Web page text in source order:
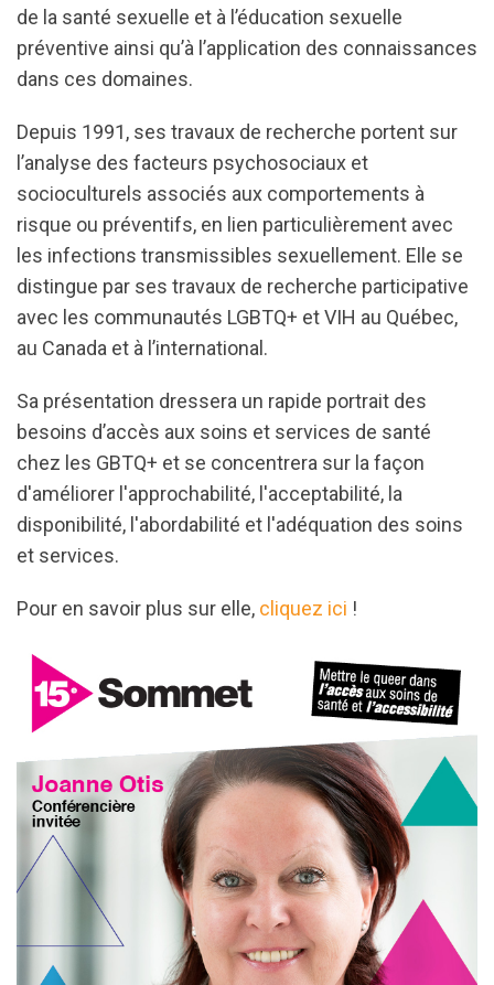
de la santé sexuelle et à l’éducation sexuelle
préventive ainsi qu’à l’application des connaissances
dans ces domaines.
Depuis 1991, ses travaux de recherche portent sur
l’analyse des facteurs psychosociaux et
socioculturels associés aux comportements à
risque ou préventifs, en lien particulièrement avec
les infections transmissibles sexuellement. Elle se
distingue par ses travaux de recherche participative
avec les communautés LGBTQ+ et VIH au Québec,
au Canada et à l’international.
Sa présentation dressera un rapide portrait des
besoins d’accès aux soins et services de santé
chez les GBTQ+ et se concentrera sur la façon
d'améliorer l'approchabilité, l'acceptabilité, la
disponibilité, l'abordabilité et l'adéquation des soins
et services.
Pour en savoir plus sur elle, cliquez ici !